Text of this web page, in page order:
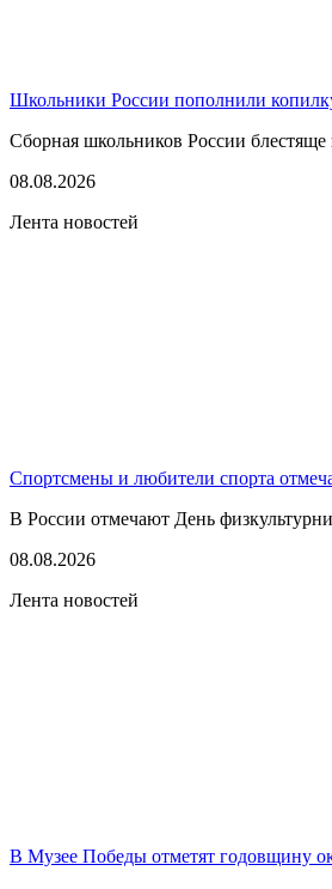
Школьники России пополнили
Сборная школьников России
08.08.2026
Лента новостей
Спортсмены и любители спорта
В России отмечают День
08.08.2026
Лента новостей
В Музее Победы отметят годовщину